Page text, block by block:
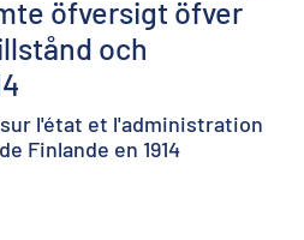
öfversigt öfver
och
l'état et l'administration
Finlande en 1914